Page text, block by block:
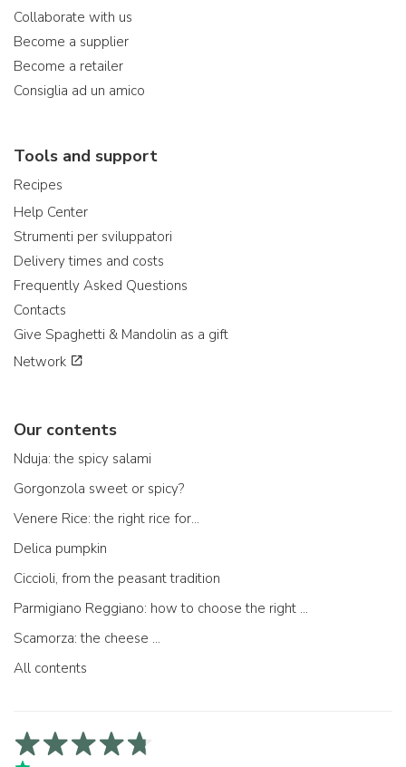
Collaborate with us
Become a supplier
Become a retailer
Consiglia ad un amico
Tools and support
Recipes
Help Center
Strumenti per sviluppatori
Delivery times and costs
Frequently Asked Questions
Contacts
Give Spaghetti & Mandolin as a gift
Network
Our contents
Nduja: the spicy salami
Gorgonzola sweet or spicy?
Venere Rice: the right rice for...
Delica pumpkin
Ciccioli, from the peasant tradition
Parmigiano Reggiano: how to choose the right one
Scamorza: the cheese ...
All contents